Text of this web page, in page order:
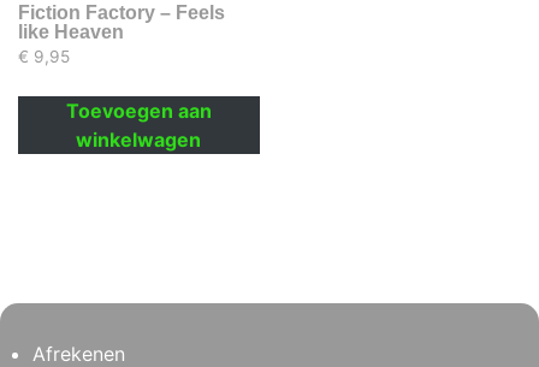
Fiction Factory – Feels
like Heaven
€ 9,95
Toevoegen aan
winkelwagen
Afrekenen